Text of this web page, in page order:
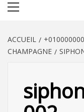
ACCUEIL
CHAMPAGNE